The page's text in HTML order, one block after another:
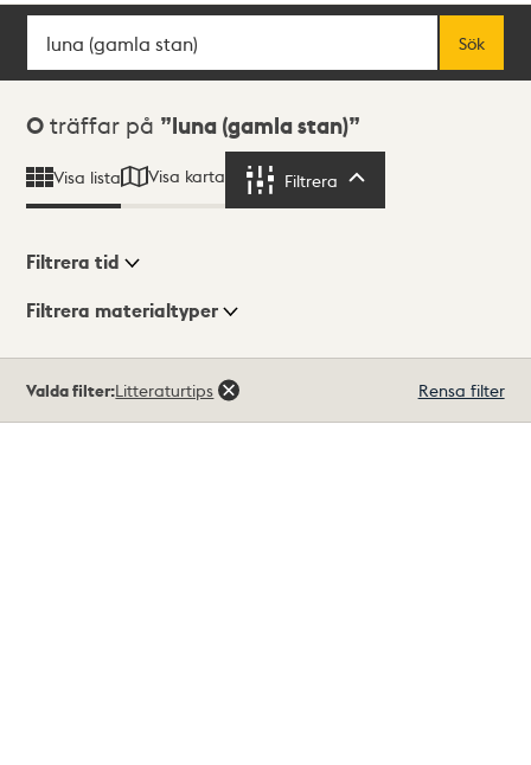
Sök
Sök
Sökresultat
0 träffar på luna (gamla stan)
Visa lista Visa karta Filtrera
Visningsläge
Filtrera tid
Filtrera materialtyper
träffar
Valda filter:Litteraturtips Rensa filter